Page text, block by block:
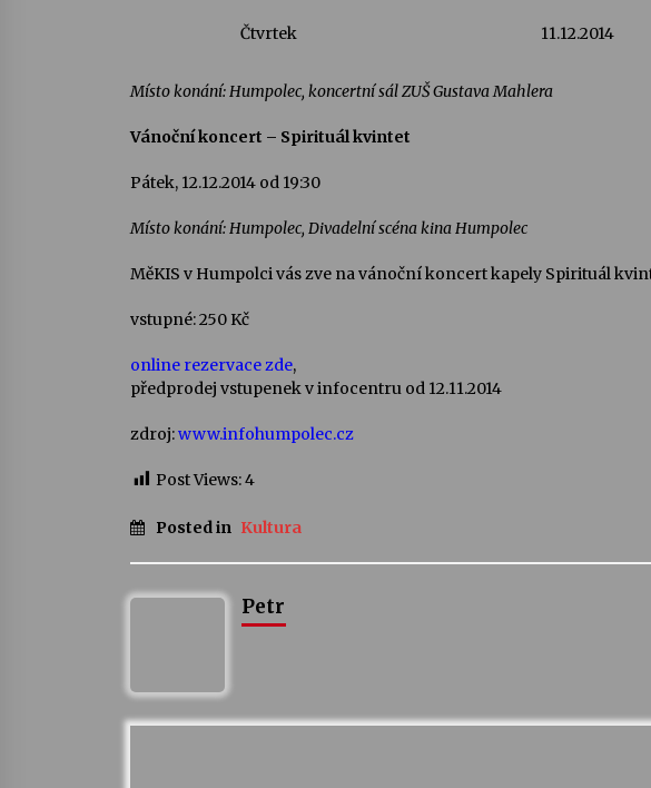
Čtvrtek 11.12.2014
Místo konání: Humpolec, koncertní sál ZUŠ Gustava Mahlera
Vánoční koncert – Spirituál kvintet
Pátek, 12.12.2014 od 19:30
Místo konání: Humpolec, Divadelní scéna kina Humpolec
MěKIS v Humpolci vás zve na vánoční koncert kapely Spirituál
vstupné: 250 Kč
online rezervace zde,
předprodej vstupenek v infocentru od 12.11.2014
zdroj:www.infohumpolec.cz
Post Views:4
Posted in Kultura
Petr